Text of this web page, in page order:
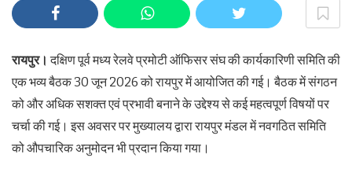
रायपुर।दक्षिण पूर्व मध्य रेलवे प्रमोटी ऑफिसर संघ की कार्यकारिणी समिति की
एक भव्य बैठक 30 जून 2026 को रायपुर में आयोजित की गई। बैठक में संगठन
को और अधिक सशक्त एवं प्रभावी बनाने के उद्देश्य से कई महत्वपूर्ण विषयों पर
चर्चा की गई। इस अवसर पर मुख्यालय द्वारा रायपुर मंडल में नवगठित समिति
को औपचारिक अनुमोदन भी प्रदान किया गया।